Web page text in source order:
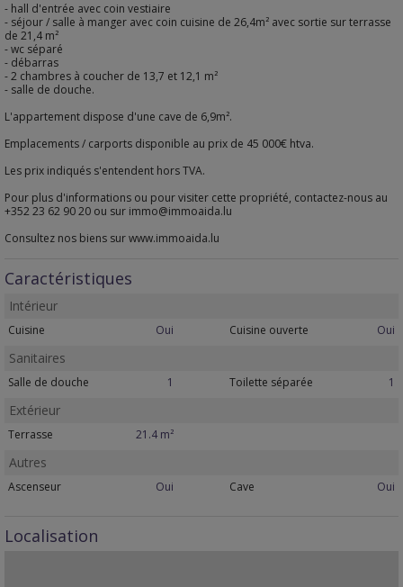
- hall d'entrée avec coin vestiaire
- séjour / salle à manger avec coin cuisine de 26,4m² avec sortie sur terrasse
de 21,4 m²
- wc séparé
- débarras
- 2 chambres à coucher de 13,7 et 12,1 m²
- salle de douche.
L'appartement dispose d'une cave de 6,9m².
Emplacements / carports disponible au prix de 45 000€ htva.
Les prix indiqués s'entendent hors TVA.
Pour plus d'informations ou pour visiter cette propriété, contactez-nous au
+352 23 62 90 20 ou sur immo@immoaida.lu
Consultez nos biens sur www.immoaida.lu
Caractéristiques
Intérieur
Cuisine Oui Cuisine ouverte Oui
Sanitaires
Salle de douche 1 Toilette séparée 1
Extérieur
Terrasse 21.4 m²
Autres
Ascenseur Oui Cave Oui
Localisation